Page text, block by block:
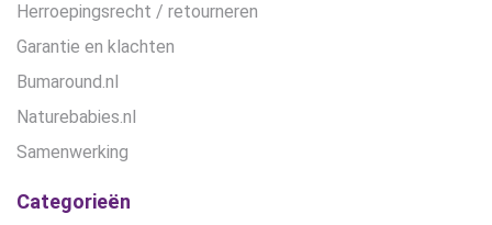
Herroepingsrecht / retourneren
Garantie en klachten
Bumaround.nl
Naturebabies.nl
Samenwerking
Categorieën